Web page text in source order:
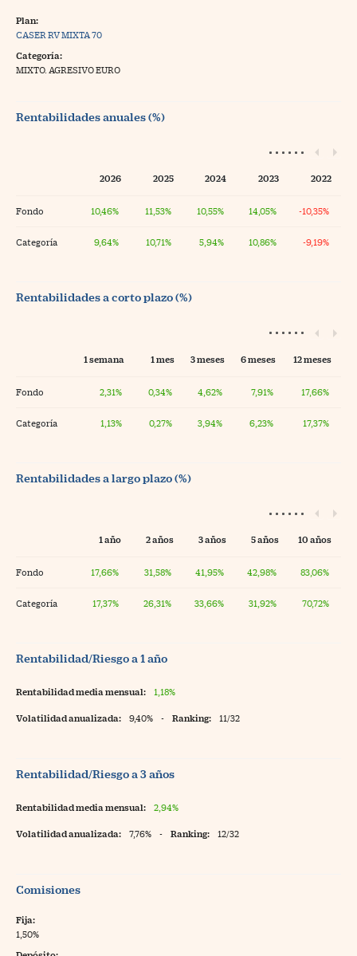
Plan:
CASER RV MIXTA 70
Categoría:
MIXTO. AGRESIVO EURO
Rentabilidades anuales (%)
2026 2025 2024 2023 2022
Fondo 10,46% 11,53% 10,55% 14,05% -10,35%
Categoría 9,64% 10,71% 5,94% 10,86% -9,19%
Rentabilidades a corto plazo (%)
1 semana 1 mes 3 meses 6 meses 12 meses
Fondo 2,31% 0,34% 4,62% 7,91% 17,66%
Categoría 1,13% 0,27% 3,94% 6,23% 17,37%
Rentabilidades a largo plazo (%)
1 año 2 años 3 años 5 años 10 años
Fondo 17,66% 31,58% 41,95% 42,98% 83,06%
Categoría 17,37% 26,31% 33,66% 31,92% 70,72%
Rentabilidad/Riesgo a 1 año
Rentabilidad media mensual: 1,18%
Volatilidad anualizada: 9,40% - Ranking: 11/32
Rentabilidad/Riesgo a 3 años
Rentabilidad media mensual: 2,94%
Volatilidad anualizada: 7,76% - Ranking: 12/32
Comisiones
Fija:
1,50%